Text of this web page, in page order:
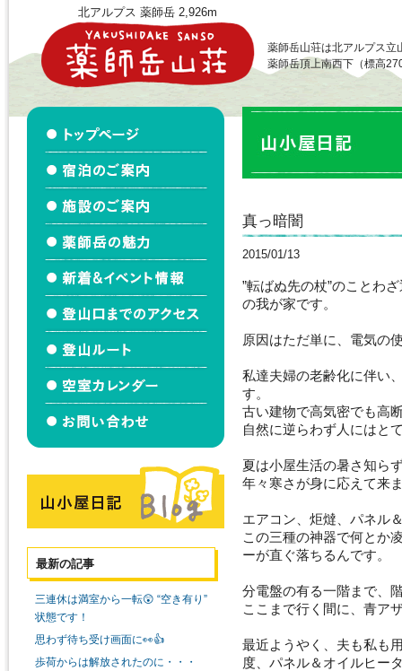
北アルプス 薬師岳 2,926m
薬師岳山荘は北アルプス立
薬師岳頂上南西下（標高
真っ暗闇
2015/01/13
”転ばぬ先の杖”のことわ
の我が家です。
原因はただ単に、電気の
私達夫婦の老齢化に伴い
す。
古い建物で高気密でも高
自然に逆らわず人にはと
夏は小屋生活の暑さ知ら
年々寒さが身に応えて来
エアコン、炬燵、パネル
この三種の神器で何とか
ーが直ぐ落ちるんです。
分電盤の有る一階まで、
ここまで行く間に、青ア
最近ようやく、夫も私も
度、パネル＆オイルヒー
最新の記事
三連休は満室から一転😲 “空き有り”
状態です！
思わず待ち受け画面に👀👍
歩荷からは解放されたのに・・・